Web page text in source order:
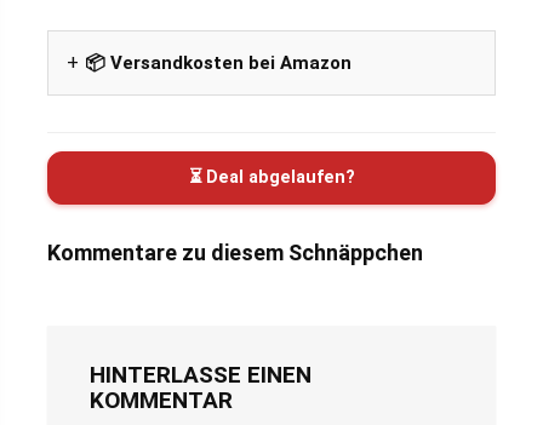
📦 Versandkosten bei Amazon
⏳ Deal abgelaufen?
Kommentare zu diesem Schnäppchen
HINTERLASSE EINEN
KOMMENTAR